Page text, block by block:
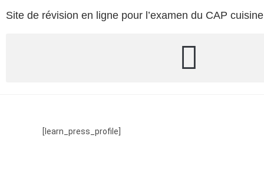
Site de révision en ligne pour l’examen du CAP cuisine
[learn_press_profile]